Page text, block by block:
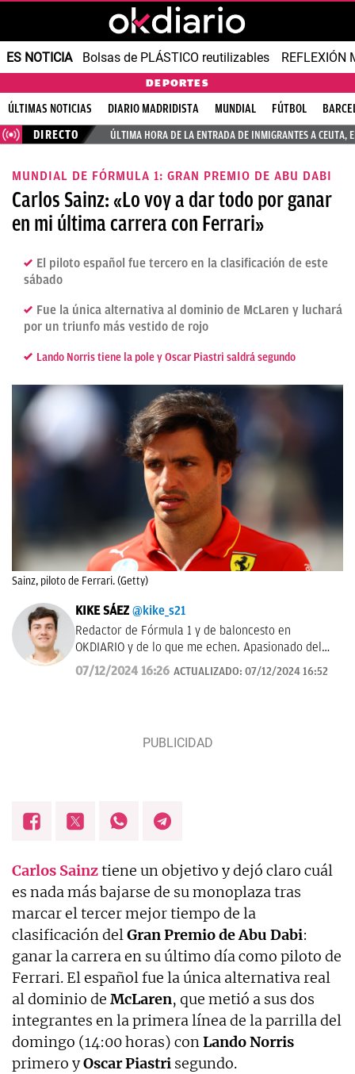
ES NOTICIA Bolsas de PLÁSTICO reutilizables REFLEXIÓN
DEPORTES
ÚLTIMAS NOTICIAS DIARIO MADRIDISTA MUNDIAL FÚTBOL
DIRECTO
ÚLTIMA HORA DE LA ENTRADA DE INMIGRANTES A CEUTA,
MUNDIAL DE FÓRMULA 1: GRAN PREMIO DE ABU DABI
Carlos Sainz: «Lo voy a dar todo por ganar
en mi última carrera con Ferrari»
El piloto español fue tercero en la clasificación de este
sábado
Fue la única alternativa al dominio de McLaren y luchará
por un triunfo más vestido de rojo
Lando Norris tiene la pole y Oscar Piastri saldrá segundo
Sainz, piloto de Ferrari. (Getty)
KIKE SÁEZ @kike_s21
Redactor de Fórmula 1 y de baloncesto en
OKDIARIO y de lo que me echen. Apasionado del
deporte y todo lo que le rodea.
07/12/2024 16:26 ACTUALIZADO: 07/12/2024 16:52
Carlos Sainztiene un objetivo y dejó claro cuál
es nada más bajarse de su monoplaza tras
marcar el tercer mejor tiempo de la
clasificación delGran Premio de Abu Dabi:
ganar la carrera en su último día como piloto de
Ferrari. El español fue la única alternativa real
al dominio de McLaren, que metió a sus dos
integrantes en la primera línea de la parrilla del
domingo (14:00 horas) conLando Norris
primero yOscar Piastri segundo.